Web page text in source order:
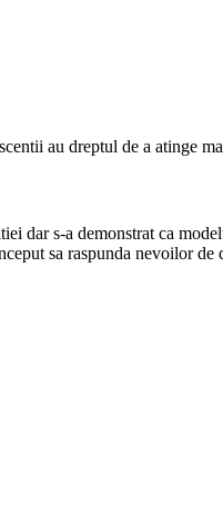
au dreptul de a atinge
s-a demonstrat ca
sa raspunda nevoilor